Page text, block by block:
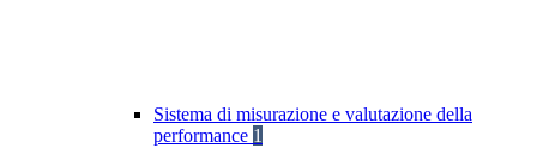
Sistema di misurazione e valutazione della
performance 1